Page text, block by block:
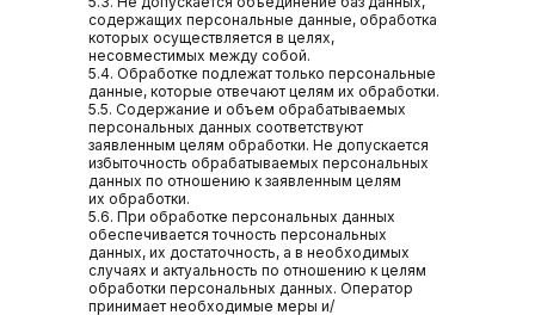
содержащих персональные данные, обработка
которых осуществляется в целях,
несовместимых между собой.
5.4. Обработке подлежат только персональные
данные, которые отвечают целям их обработки.
5.5. Содержание и объем обрабатываемых
персональных данных соответствуют
заявленным целям обработки. Не допускается
избыточность обрабатываемых персональных
данных по отношению к заявленным целям
их обработки.
5.6. При обработке персональных данных
обеспечивается точность персональных
данных, их достаточность, а в необходимых
случаях и актуальность по отношению к целям
обработки персональных данных. Оператор
принимает необходимые меры и/